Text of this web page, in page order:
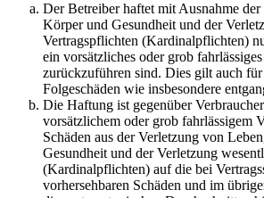
Der Betreiber haftet mit Ausnahme
Körper und Gesundheit und der
Vertragspflichten (Kardinalpflichten)
ein vorsätzliches oder grob
zurückzuführen sind. Dies gilt auch
Folgeschäden wie insbesondere
Die Haftung ist gegenüber
vorsätzlichem oder grob fahrlässigem
Schäden aus der Verletzung von
Gesundheit und der Verletzung
(Kardinalpflichten) auf die bei
vorhersehbaren Schäden und im